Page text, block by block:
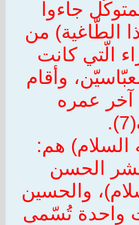
جاءوا
الطّاغية) من
الّتي كانت
وأقام
آخر عمره
السلام) هم:
عشر الحسن
والحسين
واحدة تُسّمى